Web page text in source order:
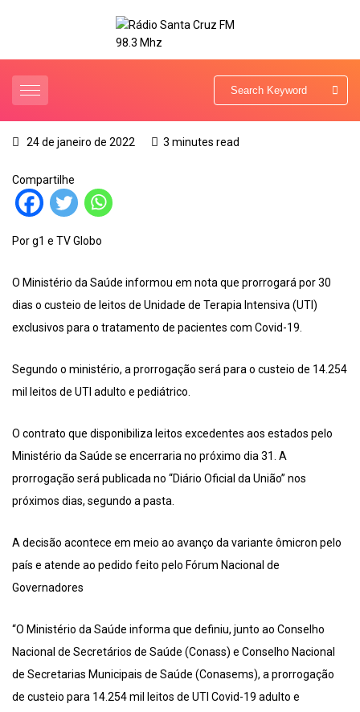
24 de janeiro de 2022 3 minutes read
Compartilhe
Por g1 e TV Globo
O Ministério da Saúde informou em nota que prorrogará por 30
dias o custeio de leitos de Unidade de Terapia Intensiva (UTI)
exclusivos para o tratamento de pacientes com Covid-19.
Segundo o ministério, a prorrogação será para o custeio de 14.254
mil leitos de UTI adulto e pediátrico.
O contrato que disponibiliza leitos excedentes aos estados pelo
Ministério da Saúde se encerraria no próximo dia 31. A
prorrogação será publicada no “Diário Oficial da União” nos
próximos dias, segundo a pasta.
A decisão acontece em meio ao avanço da variante ômicron pelo
país e atende ao pedido feito pelo Fórum Nacional de
Governadores
“O Ministério da Saúde informa que definiu, junto ao Conselho
Nacional de Secretários de Saúde (Conass) e Conselho Nacional
de Secretarias Municipais de Saúde (Conasems), a prorrogação
de custeio para 14.254 mil leitos de UTI Covid-19 adulto e